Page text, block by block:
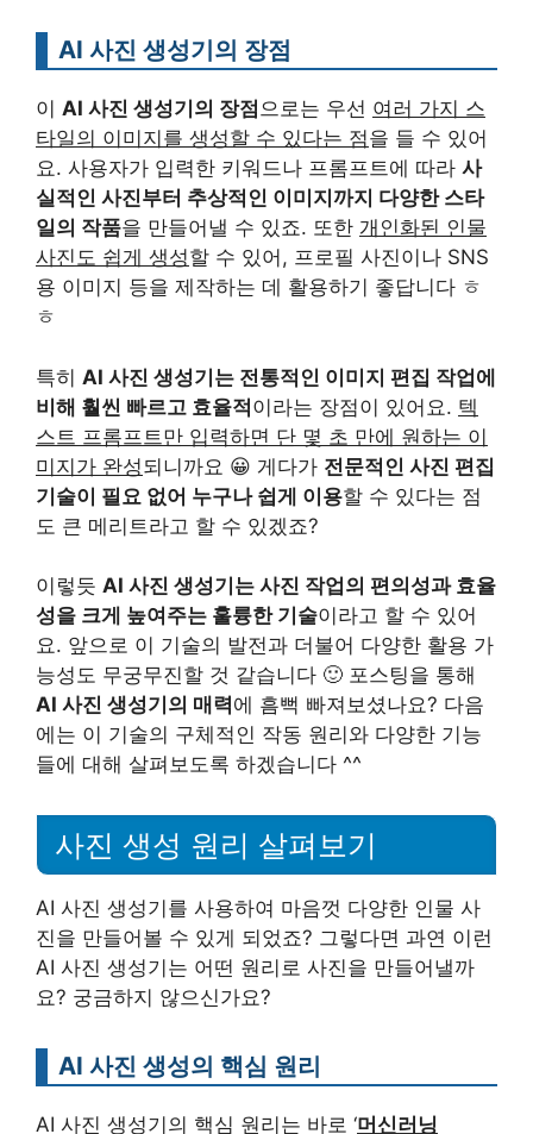
AI 사진 생성기의 장점
이 AI 사진 생성기의 장점 으로는 우선 여러 가지 스
타일의 이미지를 생성할 수 있다는 점을 들 수 있어
요. 사용자가 입력한 키워드나 프롬프트에 따라 사
실적인 사진부터 추상적인 이미지까지 다양한 스타
일의 작품을 만들어낼 수 있죠. 또한 개인화된 인물
사진도 쉽게 생성할 수 있어, 프로필 사진이나 SNS
용 이미지 등을 제작하는 데 활용하기 좋답니다 ㅎ
ㅎ
특히 AI 사진 생성기는 전통적인 이미지 편집 작업에
비해 훨씬 빠르고 효율적이라는 장점이 있어요. 텍
스트 프롬프트만 입력하면 단 몇 초 만에 원하는 이
미지가 완성되니까요 😀 게다가 전문적인 사진 편집
기술이 필요 없어 누구나 쉽게 이용할 수 있다는 점
도 큰 메리트라고 할 수 있겠죠?
이렇듯 AI 사진 생성기는 사진 작업의 편의성과 효율
성을 크게 높여주는 훌륭한 기술이라고 할 수 있어
요. 앞으로 이 기술의 발전과 더불어 다양한 활용 가
능성도 무궁무진할 것 같습니다 🙂 포스팅을 통해
AI 사진 생성기의 매력에 흠뻑 빠져보셨나요? 다음
에는 이 기술의 구체적인 작동 원리와 다양한 기능
들에 대해 살펴보도록 하겠습니다 ^^
사진 생성 원리 살펴보기
AI 사진 생성기를 사용하여 마음껏 다양한 인물 사
진을 만들어볼 수 있게 되었죠? 그렇다면 과연 이런
AI 사진 생성기는 어떤 원리로 사진을 만들어낼까
요? 궁금하지 않으신가요?
AI 사진 생성의 핵심 원리
AI 사진 생성기의 핵심 원리는 바로 ‘머신러닝